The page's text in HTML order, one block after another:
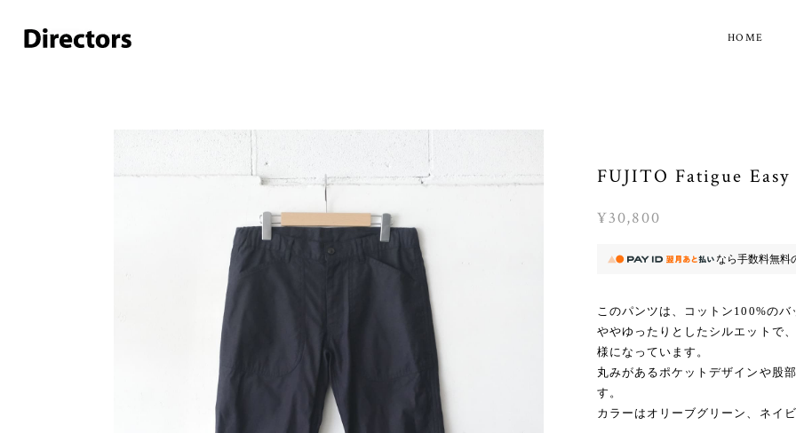
HOME
FUJITO Fatigue
¥30,800
なら手数料無料
このパンツは、コットン100%のバ
ややゆったりとしたシルエットで
様になっています。
丸みがあるポケットデザインや股
す。
カラーはオリーブグリーン、ネイビ